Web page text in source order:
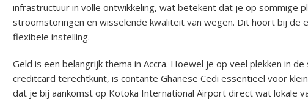
infrastructuur in volle ontwikkeling, wat betekent dat je op sommige
stroomstoringen en wisselende kwaliteit van wegen. Dit hoort bij de
flexibele instelling.
Geld is een belangrijk thema in Accra. Hoewel je op veel plekken in
creditcard terechtkunt, is contante Ghanese Cedi essentieel voor
dat je bij aankomst op Kotoka International Airport direct wat lokale